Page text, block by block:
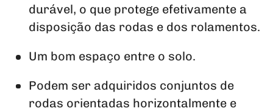
durável, o que protege efetivamente a
disposição das rodas e dos rolamentos.
Um bom espaço entre o solo.
Podem ser adquiridos conjuntos de
rodas orientadas horizontalmente e